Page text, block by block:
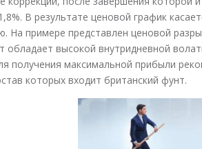
В результате ценовой график
На примере представлен ценовой
обладает высокой внутридневной
получения максимальной прибыли
которых входит британский фунт.